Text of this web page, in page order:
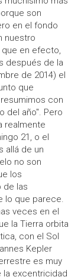
son
en el fondo
nuestro
que en efecto,
después de la
de 2014) el
que
con
del año". Pero
realmente
21, o el
allá de un
no son
los
de las
lo que parece.
veces en el
la Tierra orbita
con el Sol
Kepler
es muy
la excentricidad